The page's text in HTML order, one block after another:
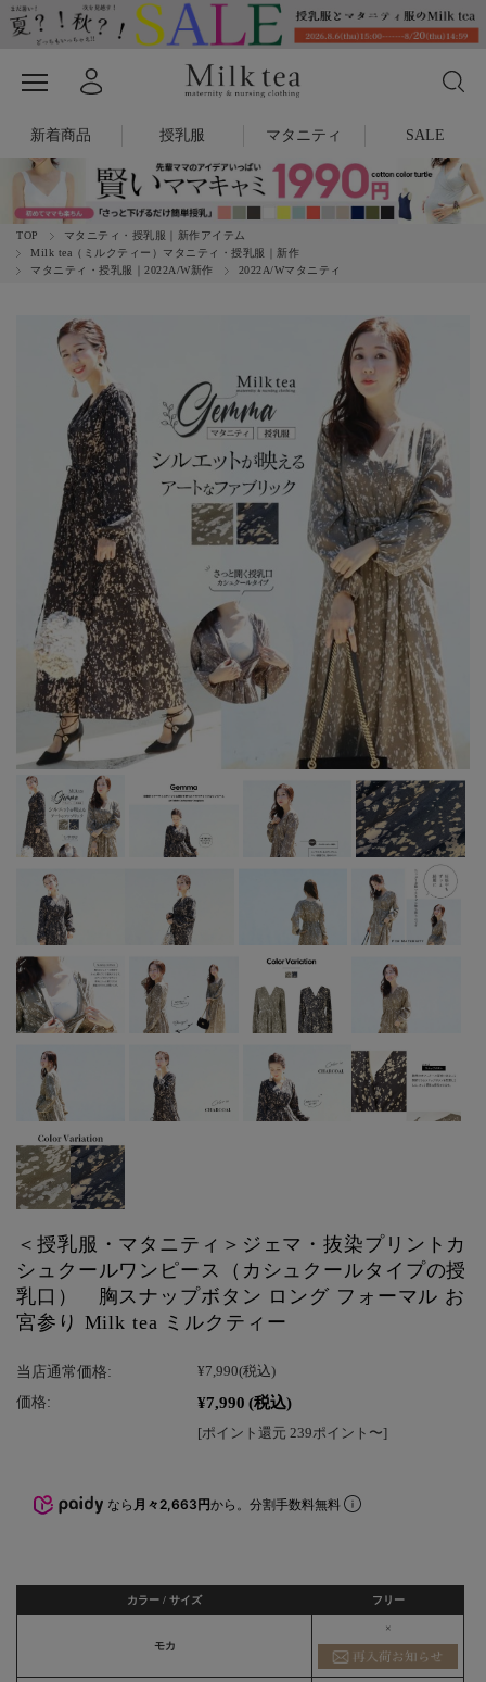
新着商品 授乳服 マタニティ SALE
TOP
マタニティ・授乳服｜新作アイテム
Milk tea（ミルクティー）マタニティ・授乳服｜新作
マタニティ・授乳服｜2022A/W新作
2022A/Wマタニティ
＜授乳服・マタニティ＞ジェマ・抜染プリントカ
シュクールワンピース（カシュクールタイプの授
乳口） 胸スナップボタン ロング フォーマル お
宮参り Milk tea ミルクティー
当店通常価格: ¥7,990(税込)
価格: ¥7,990 (税込)
[ポイント還元 239ポイント〜]
なら 月々2,663円から。分割手数料無料
カラー / サイズ フリー
モカ
×